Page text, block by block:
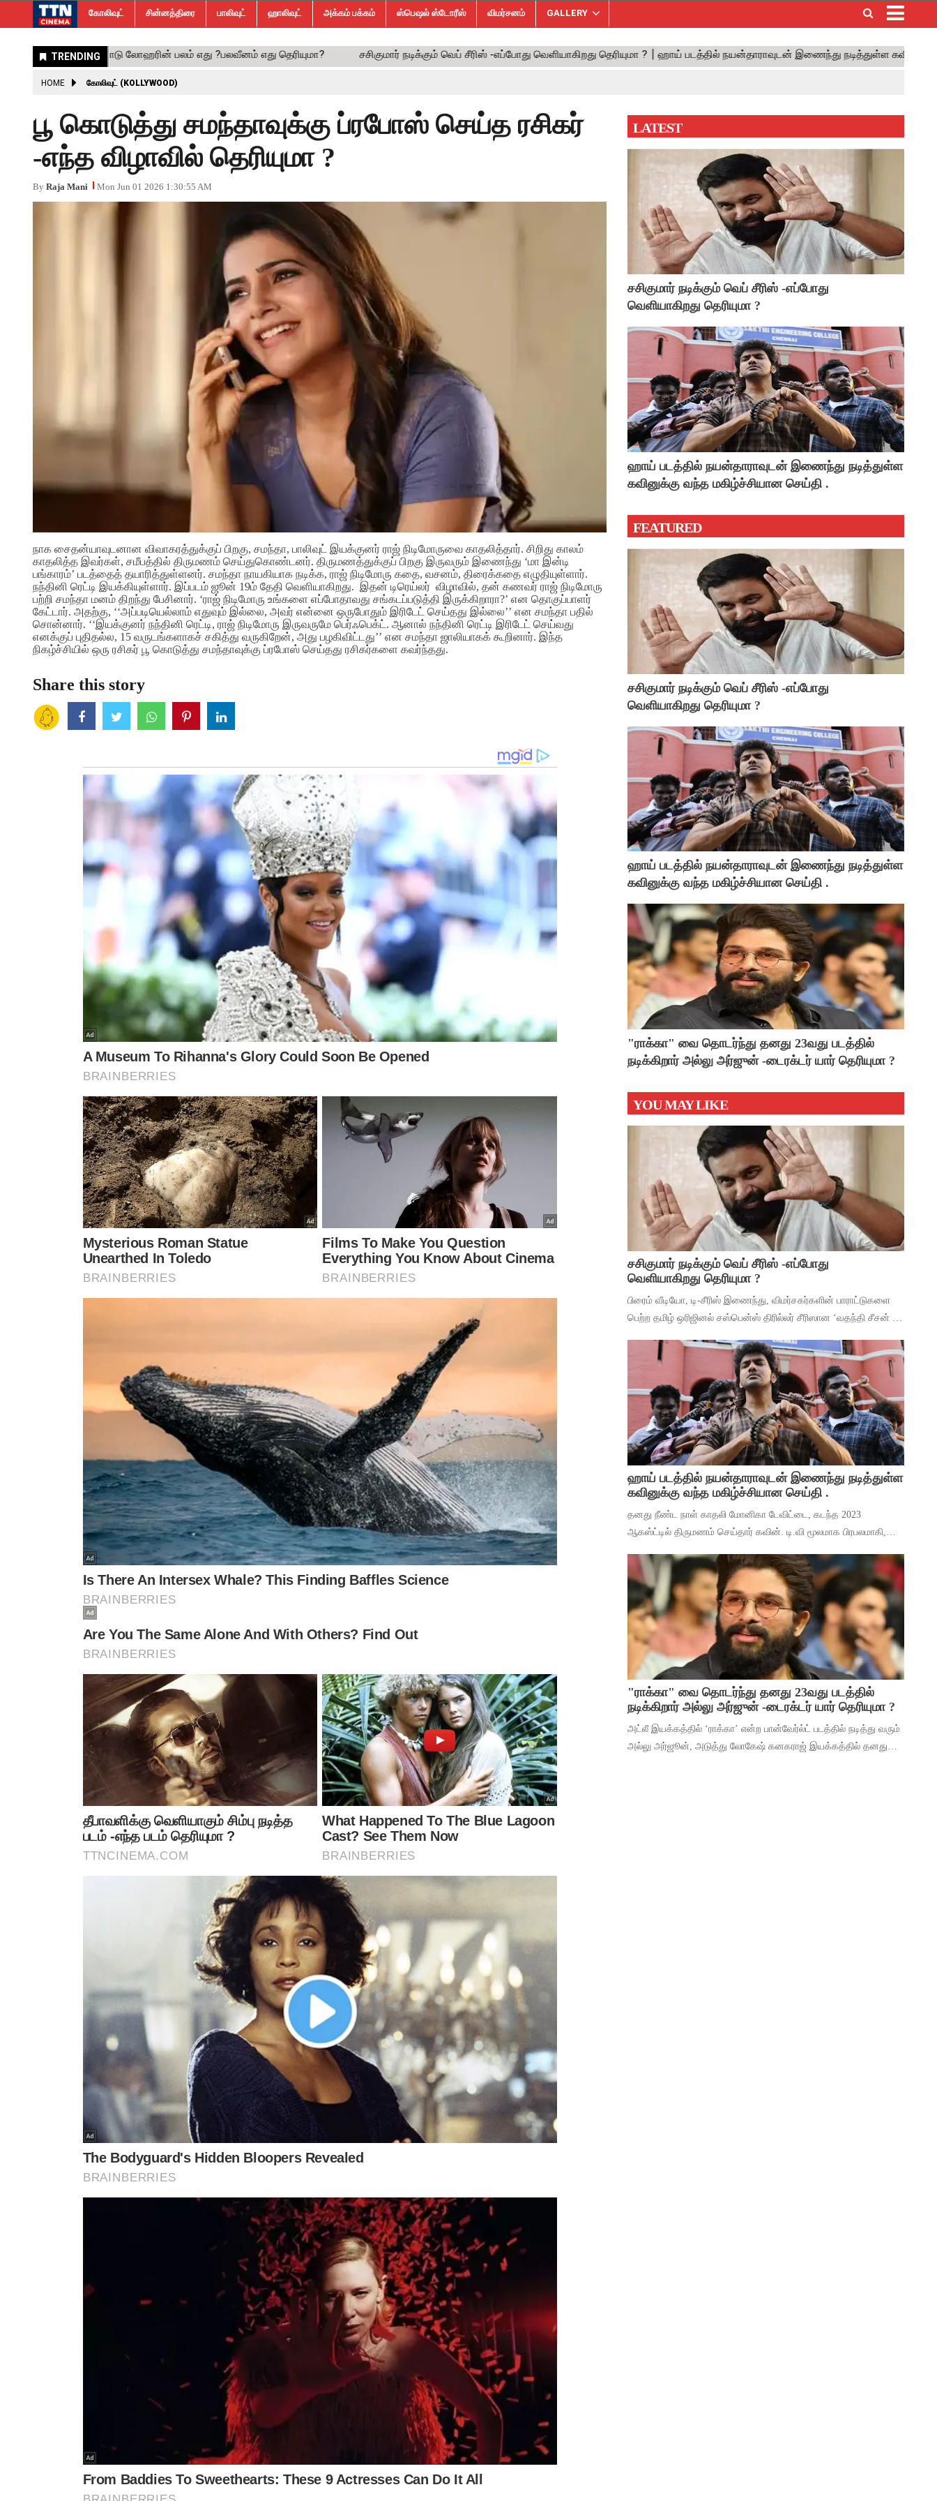
கோலிவுட் சின்னத்திரை பாலிவுட் ஹாலிவுட் அக்கம் பக்கம் ஸ்பெஷல் ஸ்டோரீஸ் விமர்சனம் GALLERY
HOME கோலிவுட் (KOLLYWOOD)
பூ கொடுத்து சமந்தாவுக்கு ப்ரபோஸ் செய்த ரசிகர்
-எந்த விழாவில் தெரியுமா ?
By Raja Mani Mon Jun 01 2026 1:30:55 AM
நாக சைதன்யாவுடனான விவாகரத்துக்குப் பிறகு, சமந்தா, பாலிவுட் இயக்குனர் ராஜ் நிடிமோருவை காதலித்தார். சிறிது காலம்
காதலித்த இவர்கள், சமீபத்தில் திருமணம் செய்துகொண்டனர். திருமணத்துக்குப் பிறகு இருவரும் இணைந்து ‘மா இன்டி
பங்காரம்’ படத்தைத் தயாரித்துள்ளனர். சமந்தா நாயகியாக நடிக்க, ராஜ் நிடிமோரு கதை, வசனம், திரைக்கதை எழுதியுள்ளார்.
நந்தினி ரெட்டி இயக்கியுள்ளார். இப்படம் ஜூன் 19ம் தேதி வெளியாகிறது. இதன் டிரெய்லர் விழாவில், தன் கணவர் ராஜ் நிடிமோரு
பற்றி சமந்தா மனம் திறந்து பேசினார். ‘ராஜ் நிடிமோரு உங்களை எப்போதாவது சங்கடப்படுத்தி இருக்கிறாரா?’ என தொகுப்பாளர்
கேட்டார். அதற்கு, ‘‘அப்படியெல்லாம் எதுவும் இல்லை, அவர் என்னை ஒருபோதும் இரிடேட் செய்தது இல்லை’’ என சமந்தா பதில்
சொன்னார். ‘‘இயக்குனர் நந்தினி ரெட்டி, ராஜ் நிடிமோரு இருவருமே பெர்ஃபெக்ட். ஆனால் நந்தினி ரெட்டி இரிடேட் செய்வது
எனக்குப் புதிதல்ல, 15 வருடங்களாகச் சகித்து வருகிறேன், அது பழகிவிட்டது’’ என சமந்தா ஜாலியாகக் கூறினார். இந்த
நிகழ்ச்சியில் ஒரு ரசிகர் பூ கொடுத்து சமந்தாவுக்கு ப்ரபோஸ் செய்தது ரசிகர்களை கவர்ந்தது.
Share this story
LATEST
சசிகுமார் நடிக்கும் வெப் சீரிஸ் -எப்போது
வெளியாகிறது தெரியுமா ?
ஹாய் படத்தில் நயன்தாராவுடன் இணைந்து நடித்துள்ள
கவினுக்கு வந்த மகிழ்ச்சியான செய்தி .
FEATURED
சசிகுமார் நடிக்கும் வெப் சீரிஸ் -எப்போது
வெளியாகிறது தெரியுமா ?
ஹாய் படத்தில் நயன்தாராவுடன் இணைந்து நடித்துள்ள
கவினுக்கு வந்த மகிழ்ச்சியான செய்தி .
"ராக்கா" வை தொடர்ந்து தனது 23வது படத்தில்
நடிக்கிறார் அல்லு அர்ஜுன் -டைரக்டர் யார் தெரியுமா ?
YOU MAY LIKE
சசிகுமார் நடிக்கும் வெப் சீரிஸ் -எப்போது
வெளியாகிறது தெரியுமா ?
பிரைம் வீடியோ, டி-சீரிஸ் இணைந்து, விமர்சகர்களின் பாராட்டுகளை
பெற்ற தமிழ் ஒரிஜினல் சஸ்பென்ஸ் திரில்லர் சீரிஸான ‘வதந்தி சீசன் 2:
வெளியிட்டுள்ளனர். ச
ஹாய் படத்தில் நயன்தாராவுடன் இணைந்து நடித்துள்ள
கவினுக்கு வந்த மகிழ்ச்சியான செய்தி .
தனது நீண்ட நாள் காதலி மோனிகா டேவிட்டை, கடந்த 2023
ஆகஸ்ட்டில் திருமணம் செய்தார் கவின். டி.வி மூலமாக பிரபலமாகி,
மூலம் ஹீரோவாக மாறி வெற்றிபெ
"ராக்கா" வை தொடர்ந்து தனது 23வது படத்தில்
நடிக்கிறார் அல்லு அர்ஜுன் -டைரக்டர் யார் தெரியுமா ?
அட்லீ இயக்கத்தில் ‘ராக்கா’ என்ற பான்வேர்ல்ட் படத்தில் நடித்து வரும்
அல்லு அர்ஜூன், அடுத்து லோகேஷ் கனகராஜ் இயக்கத்தில் தனது